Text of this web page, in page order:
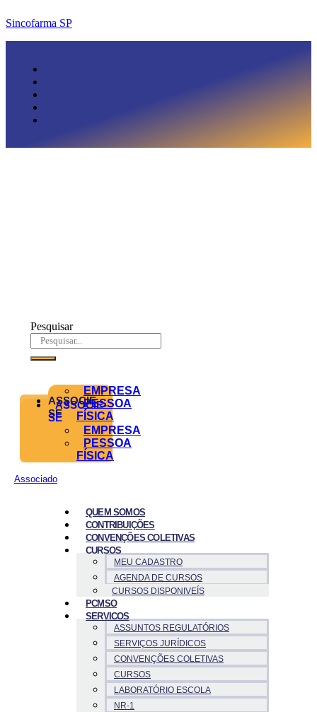
Sincofarma SP
Pesquisar
ASSOCIE-
SE
EMPRESA
PESSOA
FÍSICA
ASSOCIE-
SE
EMPRESA
PESSOA
FÍSICA
Associado
QUEM SOMOS
CONTRIBUIÇÕES
CONVENÇÕES COLETIVAS
CURSOS
MEU CADASTRO
AGENDA DE CURSOS
CURSOS DISPONIVEÍS
PCMSO
SERVICOS
ASSUNTOS REGULATÓRIOS
SERVIÇOS JURÍDICOS
CONVENÇÕES COLETIVAS
CURSOS
LABORATÓRIO ESCOLA
NR-1